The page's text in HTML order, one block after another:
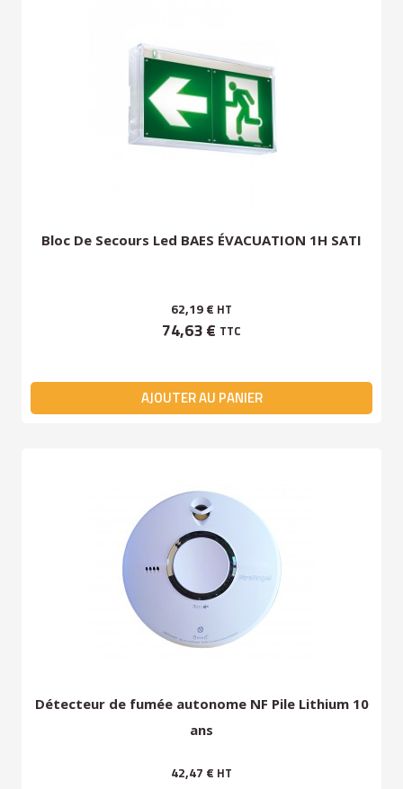
Bloc De Secours Led BAES ÉVACUATION 1H SATI
62,19 € HT
74,63 € TTC
AJOUTER AU PANIER
Détecteur de fumée autonome NF Pile Lithium 10
ans
42,47 € HT